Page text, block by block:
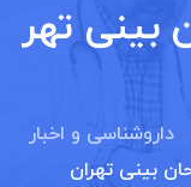
بینی تهر
داروشناسی و اخبار
بینی تهران